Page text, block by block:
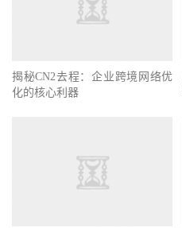
揭秘CN2去程：企业跨境网络优
化的核心利器